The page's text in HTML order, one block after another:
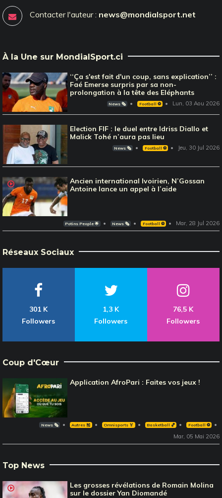
Contacter l'auteur : news@mondialsport.net
À la Une sur MondialSport.ci
‘‘Ça s'est fait d'un coup, sans explication’’ :
Faé Emerse surpris par sa non-
prolongation à la tête des Eléphants
News 🗞️ Football ⚽️ Lun, 03 Aou 2026
Election FIF : le duel entre Idriss Diallo et
Malick Tohé n’aura pas lieu
News 🗞️ Football ⚽️ Jeu, 30 Jul 2026
Ancien international Ivoirien, N’Gossan
Antoine lance un appel à l’aide
Potins People 🌟 News 🗞️ Football ⚽️ Mar, 28 Jul 2026
Réseaux Sociaux
301 K
Followers
1,3 K
Followers
76,5 K
Followers
Coup d'Cœur
Application AfroPari : Faites vos jeux !
News 🗞️ Autres 🎽 Omnisports 🏅 Basketball 🏀 Football ⚽️
Mar, 05 Mai 2026
Top News
Les grosses révélations de Romain Molina
sur le dossier Yan Diomandé